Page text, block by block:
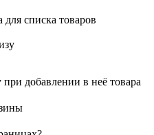
списка товаров
добавлении в неё товара